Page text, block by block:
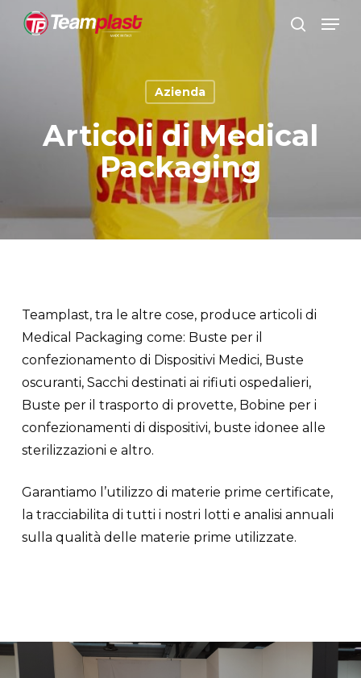
ricerca
Azienda
Articoli di Medical
Packaging
Teamplast, tra le altre cose, produce articoli di
Medical Packaging come: Buste per il
confezionamento di Dispositivi Medici, Buste
oscuranti, Sacchi destinati ai rifiuti ospedalieri,
Buste per il trasporto di provette, Bobine per i
confezionamenti di dispositivi, buste idonee alle
sterilizzazioni e altro.
Garantiamo l’utilizzo di materie prime certificate,
la tracciabilitа di tutti i nostri lotti e analisi annuali
sulla qualità delle materie prime utilizzate.